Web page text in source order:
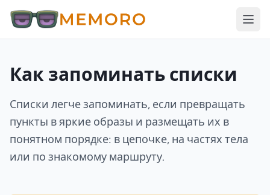
Как запоминать списки
Списки легче запоминать, если превращать
пункты в яркие образы и размещать их в
понятном порядке: в цепочке, на частях тела
или по знакомому маршруту.